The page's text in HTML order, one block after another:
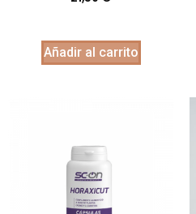
Añadir al carrito